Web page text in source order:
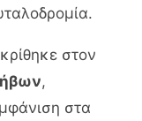
στον
,
στα